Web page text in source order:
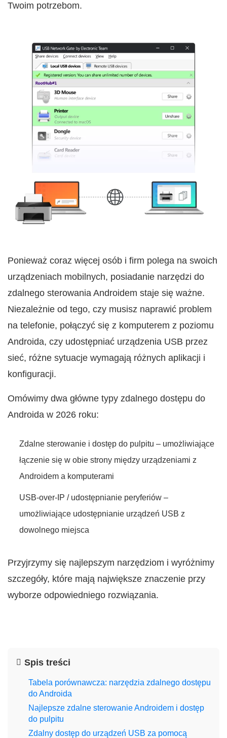
Twoim potrzebom.
Ponieważ coraz więcej osób i firm polega na swoich
urządzeniach mobilnych, posiadanie narzędzi do
zdalnego sterowania Androidem staje się ważne.
Niezależnie od tego, czy musisz naprawić problem
na telefonie, połączyć się z komputerem z poziomu
Androida, czy udostępniać urządzenia USB przez
sieć, różne sytuacje wymagają różnych aplikacji i
konfiguracji.
Omówimy dwa główne typy zdalnego dostępu do
Androida w 2026 roku:
Zdalne sterowanie i dostęp do pulpitu – umożliwiające
łączenie się w obie strony między urządzeniami z
Androidem a komputerami
USB-over-IP / udostępnianie peryferiów –
umożliwiające udostępnianie urządzeń USB z
dowolnego miejsca
Przyjrzymy się najlepszym narzędziom i wyróżnimy
szczegóły, które mają największe znaczenie przy
wyborze odpowiedniego rozwiązania.
Spis treści
Tabela porównawcza: narzędzia zdalnego dostępu
do Androida
Najlepsze zdalne sterowanie Androidem i dostęp
do pulpitu
Zdalny dostęp do urządzeń USB za pomocą